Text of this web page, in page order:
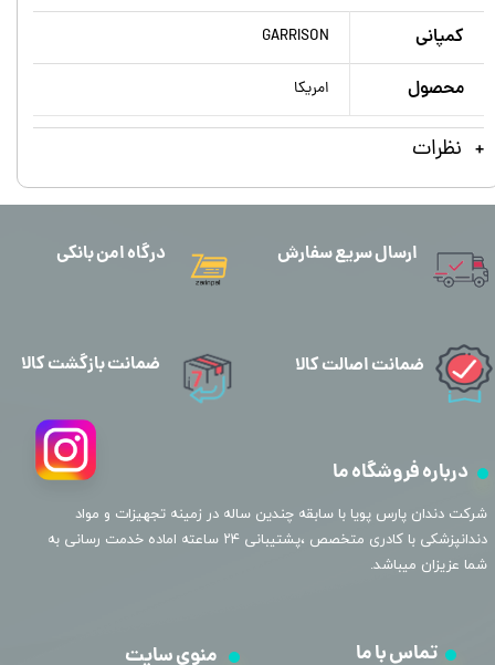
کمپانی GARRISON
محصول امریکا
نظرات
ارسال سریع سفارش
درباره فروشگاه ما
​شرکت دندان پارس پویا با سابقه چندین ساله در زمینه تجهیزات و مواد
دندانپزشکی با کادری متخصص ،پشتیبانی ۲۴ ساعته اماده خدمت رسانی به
شما عزیزان میباشد.
منوی سایت تماس با ما
درگاه امن بانکی
ضمانت اصالت کالا ضمانت بازگشت کالا